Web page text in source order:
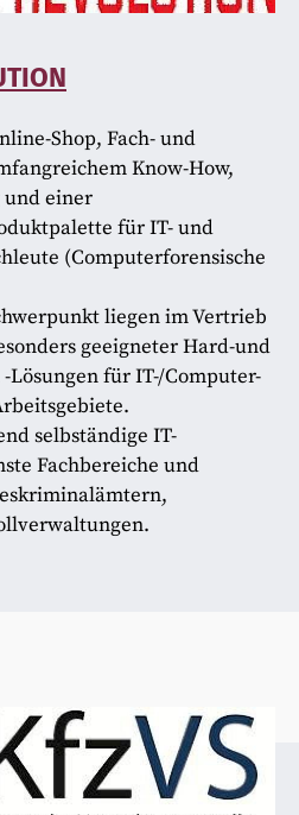
Shop, Fach- und
Know-How,
einer
für IT- und
(Computerforensische
liegen im Vertrieb
geeigneter Hard-und
Lösungen für IT-/Computer-
selbständige IT-
Fachbereiche und